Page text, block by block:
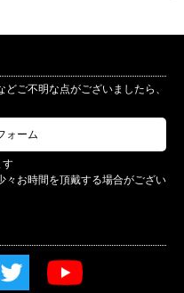
ご不明な点がございましたら、
ォーム
す
々お時間を頂戴する場合がござい